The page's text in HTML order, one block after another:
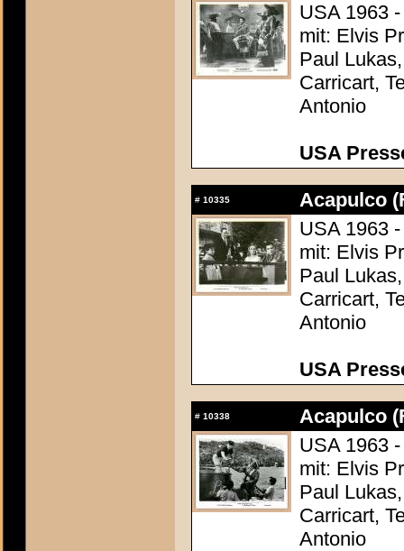
USA 1963
mit: Elvis
Paul
Carricart,
Antonio
USA
# 10335
Acapulco
USA 1963
mit: Elvis
Paul
Carricart,
Antonio
USA
# 10338
Acapulco
USA 1963
mit: Elvis
Paul
Carricart,
Antonio